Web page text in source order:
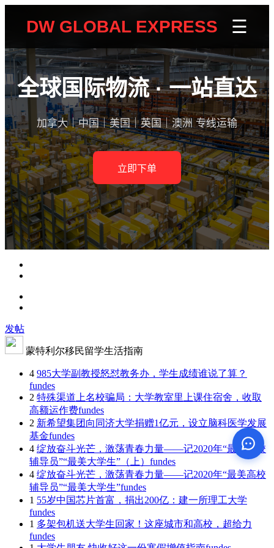
发帖
蒙特利尔移民留学生活指南
4 985大学副教授怒怼教务办，学生成绩谁说了算？
fundes
2 特殊渠道上名校骗局：大学教室里上课住宿舍，收取
高额运作费fundes
2 新希望集团向同济大学捐赠1亿元，设立脑科医学发展
基金fundes
4 绽放奋斗光芒，激荡青春力量——记2020年“最美高校
辅导员”“最美大学生”（上） fundes
4 绽放奋斗光芒，激荡青春力量——记2020年“最美高校
辅导员”“最美大学生”fundes
1 55岁中国芯片首富，捐出200亿：建一所理工大学
fundes
1 多架包机送大学生回家！这座城市和高校，超给力
fundes